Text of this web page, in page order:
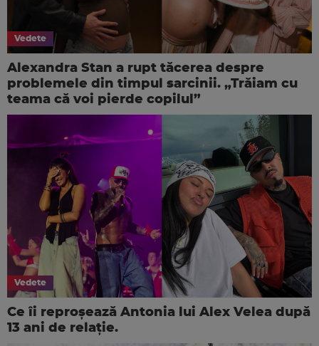
Vedete
Alexandra Stan a rupt tăcerea despre
problemele din timpul sarcinii. „Trăiam cu
teama că voi pierde copilul”
Vedete
Ce îi reproșează Antonia lui Alex Velea după
13 ani de relație.